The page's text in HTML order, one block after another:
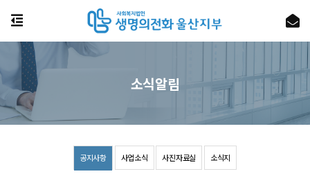
공지사항 사업소식 사진자료실 소식지
소식알림